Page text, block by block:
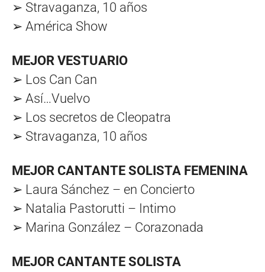
➢ Stravaganza, 10 años
➢ América Show
MEJOR VESTUARIO
➢ Los Can Can
➢ Así…Vuelvo
➢ Los secretos de Cleopatra
➢ Stravaganza, 10 años
MEJOR CANTANTE SOLISTA FEMENINA
➢ Laura Sánchez – en Concierto
➢ Natalia Pastorutti – Intimo
➢ Marina González – Corazonada
MEJOR CANTANTE SOLISTA